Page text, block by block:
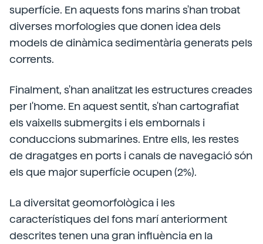
superfície. En aquests fons marins s'han trobat
diverses morfologies que donen idea dels
models de dinàmica sedimentària generats pels
corrents.
Finalment, s'han analitzat les estructures creades
per l'home. En aquest sentit, s'han cartografiat
els vaixells submergits i els embornals i
conduccions submarines. Entre ells, les restes
de dragatges en ports i canals de navegació són
els que major superfície ocupen (2%).
La diversitat geomorfològica i les
característiques del fons marí anteriorment
descrites tenen una gran influència en la